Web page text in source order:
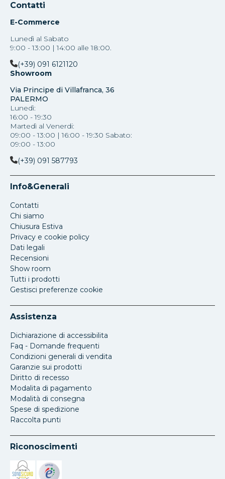
Contatti
E-Commerce
Lunedì al Sabato
9:00 - 13:00 | 14:00 alle 18:00.
(+39) 091 6121120
Showroom
Via Principe di Villafranca, 36
PALERMO
Lunedì:
16:00 - 19:30
Martedì al Venerdi:
09:00 - 13:00 | 16:00 - 19:30 Sabato:
09:00 - 13:00
(+39) 091 587793
Info&Generali
Contatti
Chi siamo
Chiusura Estiva
Privacy e cookie policy
Dati legali
Recensioni
Show room
Tutti i prodotti
Gestisci preferenze cookie
Assistenza
Dichiarazione di accessibilita
Faq - Domande frequenti
Condizioni generali di vendita
Garanzie sui prodotti
Diritto di recesso
Modalita di pagamento
Modalità di consegna
Spese di spedizione
Raccolta punti
Riconoscimenti